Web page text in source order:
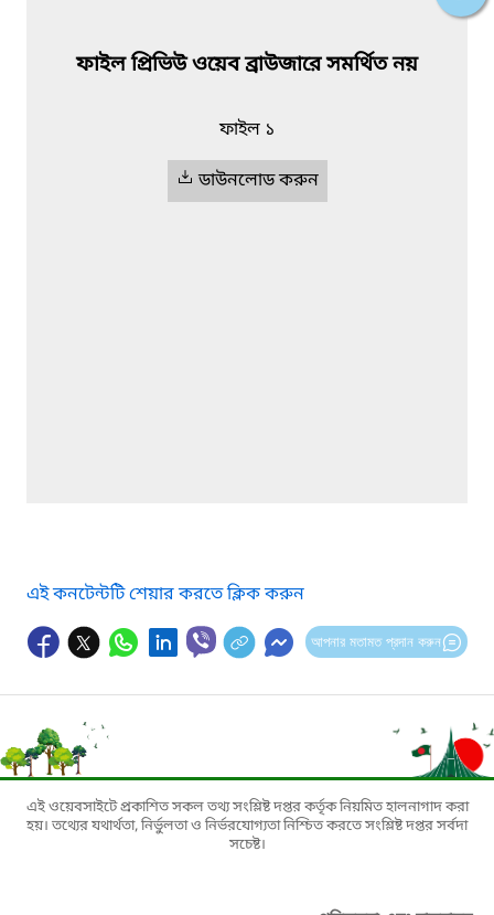
ফাইল প্রিভিউ ওয়েব ব্রাউজারে সমর্থিত নয়
ফাইল ১
ডাউনলোড করুন
এই কনটেন্টটি শেয়ার করতে ক্লিক করুন
আপনার মতামত প্রদান করুন
এই ওয়েবসাইটে প্রকাশিত সকল তথ্য সংশ্লিষ্ট দপ্তর কর্তৃক নিয়মিত হালনাগাদ করা
হয়। তথ্যের যথার্থতা, নির্ভুলতা ও নির্ভরযোগ্যতা নিশ্চিত করতে সংশ্লিষ্ট দপ্তর সর্বদা
সচেষ্ট।